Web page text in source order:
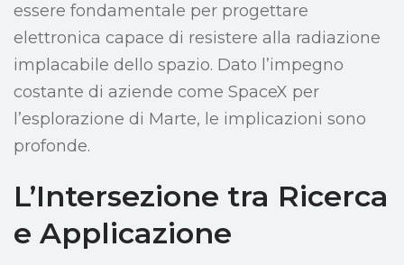
essere fondamentale per progettare
elettronica capace di resistere alla radiazione
implacabile dello spazio. Dato l’impegno
costante di aziende come SpaceX per
l’esplorazione di Marte, le implicazioni sono
profonde.
L’Intersezione tra Ricerca
e Applicazione